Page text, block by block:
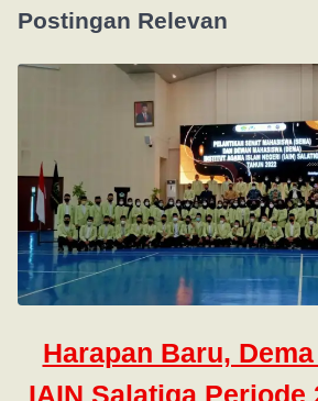
Postingan Relevan
Harapan Baru,
IAIN Salatiga Periode